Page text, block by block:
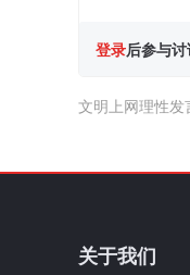
登录后参与
文明上网理性发
关于我们